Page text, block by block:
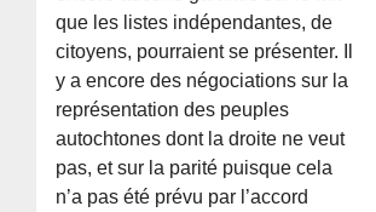
que les listes indépendantes, de
citoyens, pourraient se présenter. Il
y a encore des négociations sur la
représentation des peuples
autochtones dont la droite ne veut
pas, et sur la parité puisque cela
n’a pas été prévu par l’accord